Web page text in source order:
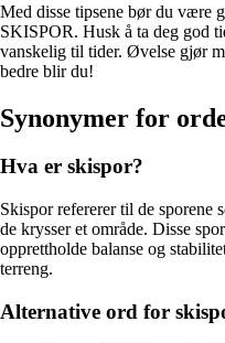
Med disse tipsene bør du være
SKISPOR. Husk å ta deg god
vanskelig til tider. Øvelse gjør
bedre blir du!
Synonymer for
Hva er skispor?
Skispor refererer til de sporene
de krysser et område. Disse
opprettholde balanse og
terreng.
Alternative ord for